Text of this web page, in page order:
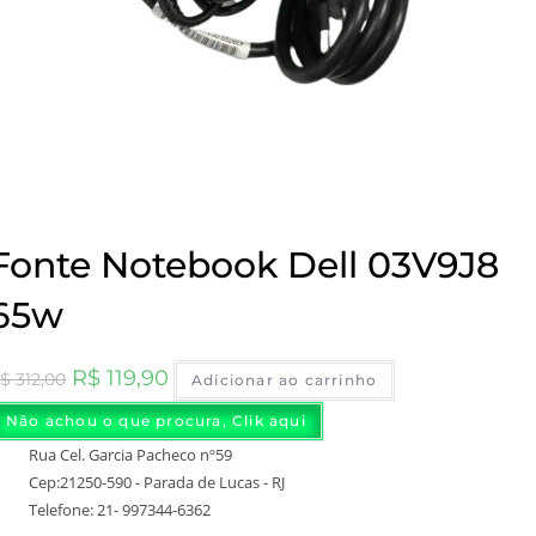
Notebook Dell 03V9J8
312,00 O
preço
original
era:
R$ 312,00.
R$ 119,90
preço
atual
é:
R$ 119,90.
Adicionar ao carrinho
Não achou o que procura, Clik aqui
Rua Cel. Garcia Pacheco nº59
Cep:21250-590 - Parada de Lucas - RJ
Telefone: 21- 997344-6362